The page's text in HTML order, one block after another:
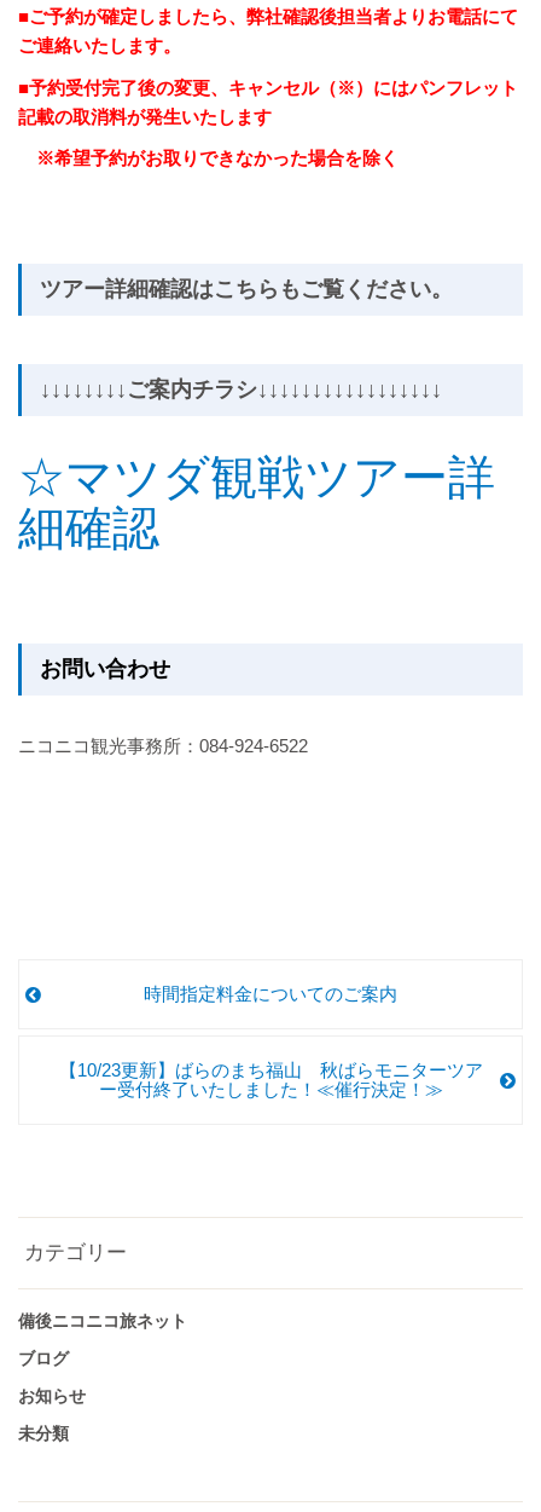
■ご予約が確定しましたら、弊社確認後担当者よりお電話にて
ご連絡いたします。
■予約受付完了後の変更、キャンセル（※）にはパンフレット
記載の取消料が発生いたします
※希望予約がお取りできなかった場合を除く
ツアー詳細確認はこちらもご覧ください。
↓↓↓↓↓↓↓↓ご案内チラシ↓↓↓↓↓↓↓↓↓↓↓↓↓↓↓↓↓
☆マツダ観戦ツアー詳
細確認
お問い合わせ
ニコニコ観光事務所：084-924-6522
時間指定料金についてのご案内
【10/23更新】ばらのまち福山 秋ばらモニターツア
ー受付終了いたしました！≪催行決定！≫
カテゴリー
備後ニコニコ旅ネット
ブログ
お知らせ
未分類